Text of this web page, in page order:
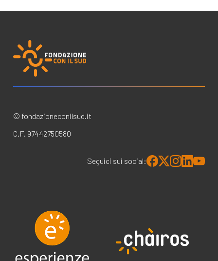
© fondazioneconilsud.it
C.F. 97442750580
Seguici sui social: